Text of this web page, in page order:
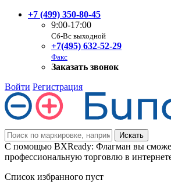
+7 (499) 350-80-45
9:00-17:00
Сб-Вс выходной
+7(495) 632-52-29
Факс
Заказать звонок
Войти Регистрация
С помощью BXReady: Флагман вы
профессиональную торговлю в
Список избранного пуст